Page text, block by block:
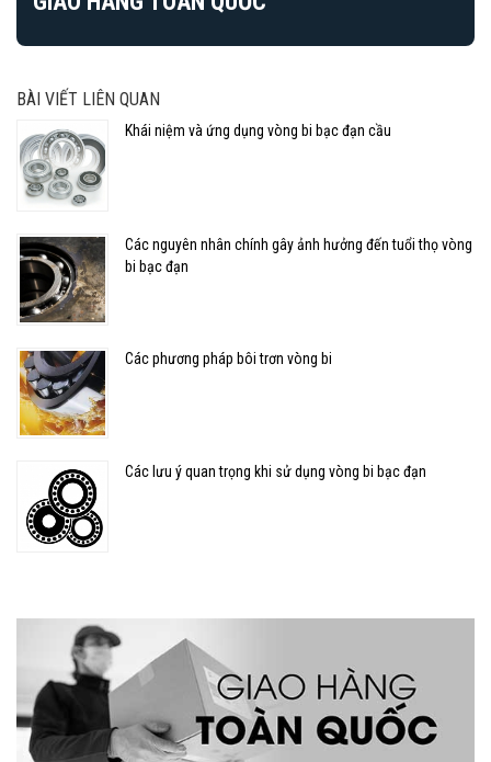
BÀI VIẾT LIÊN QUAN
Khái niệm và ứng dụng vòng bi bạc đạn cầu
Các nguyên nhân chính gây ảnh hưởng đến tuổi thọ vòng
bi bạc đạn
Các phương pháp bôi trơn vòng bi
Các lưu ý quan trọng khi sử dụng vòng bi bạc đạn